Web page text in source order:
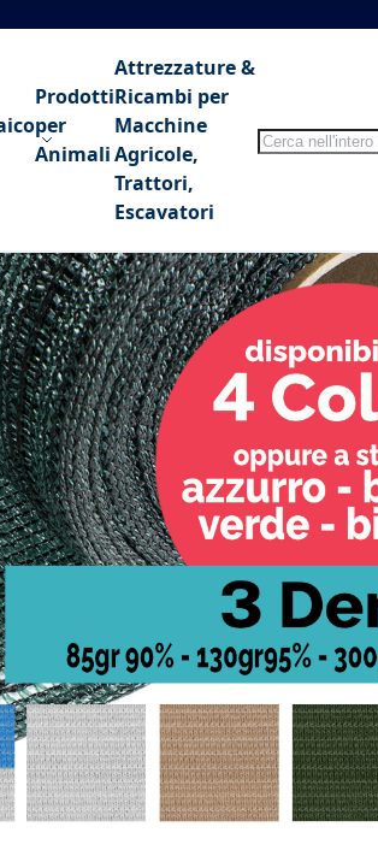
Prodotti
per
Animali
Attrezzature &
Ricambi per
Macchine
Agricole,
Trattori,
Escavatori
Search